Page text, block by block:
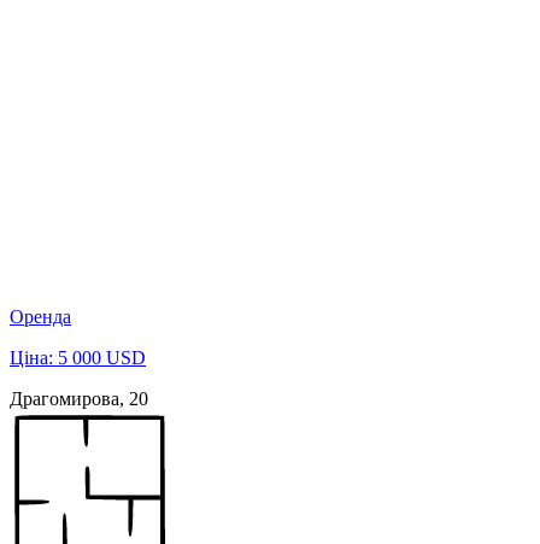
Оренда
Ціна: 5 000 USD
Драгомирова, 20